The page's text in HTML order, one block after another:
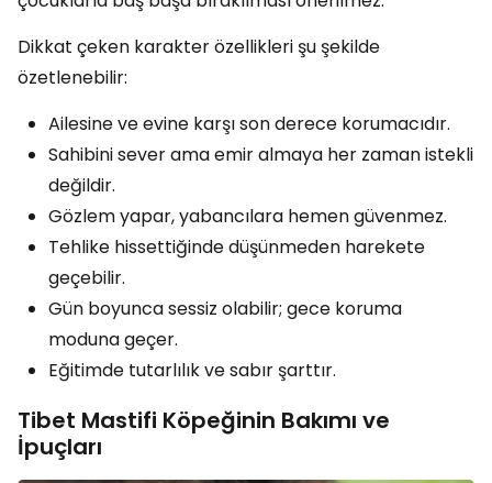
Dikkat çeken karakter özellikleri şu şekilde
özetlenebilir:
Ailesine ve evine karşı son derece korumacıdır.
Sahibini sever ama emir almaya her zaman istekli
değildir.
Gözlem yapar, yabancılara hemen güvenmez.
Tehlike hissettiğinde düşünmeden harekete
geçebilir.
Gün boyunca sessiz olabilir; gece koruma
moduna geçer.
Eğitimde tutarlılık ve sabır şarttır.
Tibet Mastifi Köpeğinin Bakımı ve
İpuçları